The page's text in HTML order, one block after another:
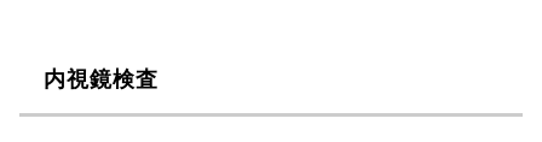
内視鏡検査